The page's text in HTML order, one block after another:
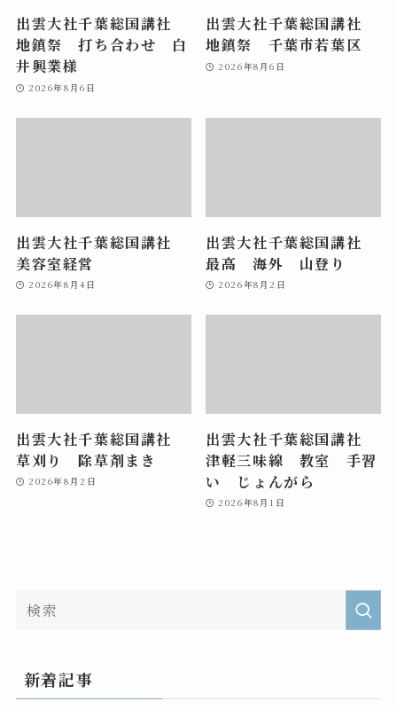
出雲大社千葉総国講社
地鎮祭 打ち合わせ 白
井興業様
2026年8月6日
出雲大社千葉総国講社
地鎮祭 千葉市若葉区
2026年8月6日
出雲大社千葉総国講社
美容室経営
2026年8月4日
出雲大社千葉総国講社
最高 海外 山登り
2026年8月2日
出雲大社千葉総国講社
草刈り 除草剤まき
2026年8月2日
出雲大社千葉総国講社
津軽三味線 教室 手習
い じょんがら
2026年8月1日
新着記事